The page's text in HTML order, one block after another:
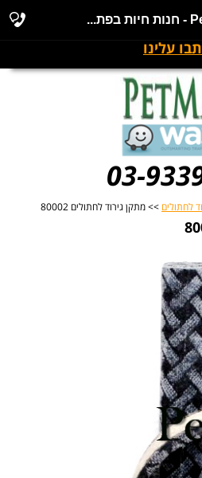
עלינו
03-
לחתולים >> מתקן גירוד לחתולים 80002